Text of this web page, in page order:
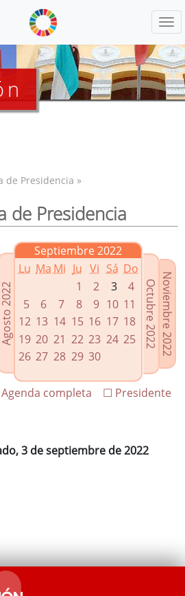
relacionados
de gobierno
de Presidencia »
de Presidencia
Agosto 2022
Septiembre 2022
Lu Ma Mi Ju Vi Sá Do
1
2 3
4
5
6 7 8 9 10 11
12 13 14 15 16 17 18
19 20 21 22 23 24 25
26 27 28 29 30
Noviembre 2022
Octubre 2022
☐ Presidente
completa
3 de septiembre de 2022